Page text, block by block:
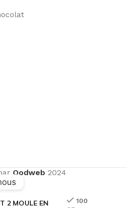
Qodweb2024
2 MOULE EN
100